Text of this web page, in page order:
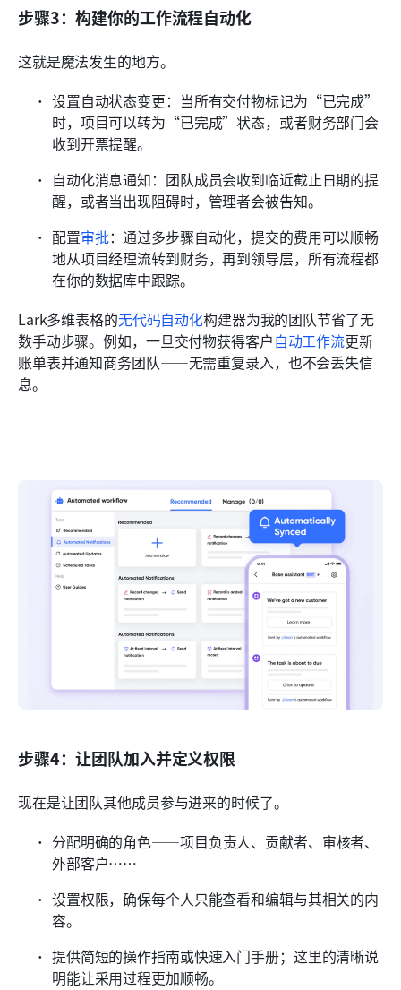
步骤3：构建你的工作流程自动化
这就是魔法发生的地方。
设置自动状态变更：当所有交付物标记为“已完成”
时，项目可以转为“已完成”状态，或者财务部门会
收到开票提醒。
自动化消息通知：团队成员会收到临近截止日期的提
醒，或者当出现阻碍时，管理者会被告知。
配置审批：通过多步骤自动化，提交的费用可以顺畅
地从项目经理流转到财务，再到领导层，所有流程都
在你的数据库中跟踪。
Lark多维表格的无代码自动化构建器为我的团队节省了无
数手动步骤。例如，一旦交付物获得客户自动工作流更新
账单表并通知商务团队——无需重复录入，也不会丢失信
息。
步骤4：让团队加入并定义权限
现在是让团队其他成员参与进来的时候了。
分配明确的角色——项目负责人、贡献者、审核者、
外部客户……
设置权限，确保每个人只能查看和编辑与其相关的内
容。
提供简短的操作指南或快速入门手册；这里的清晰说
明能让采用过程更加顺畅。